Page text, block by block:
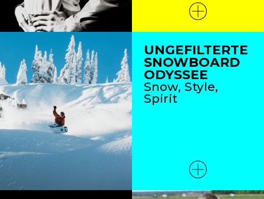
UNGEFILTERTE
SNOWBOARD
ODYSSEE
Snow, Style,
Spirit